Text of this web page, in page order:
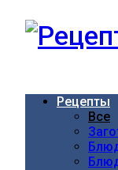
Рецепты
Все